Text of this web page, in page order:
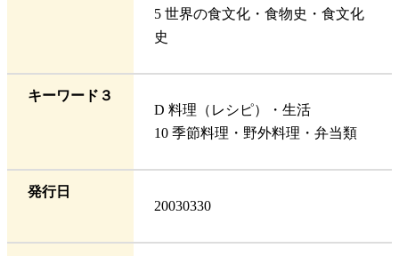
5 世界の食文化・食物史・食文化
史
キーワード３
D 料理（レシピ）・生活
10 季節料理・野外料理・弁当類
発行日
20030330